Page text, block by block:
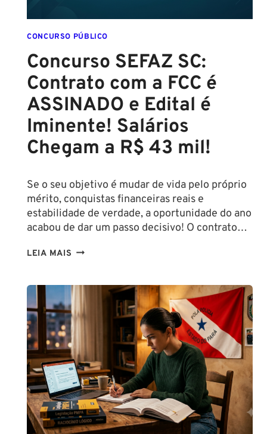
CONCURSO PÚBLICO
Concurso SEFAZ SC:
Contrato com a FCC é
ASSINADO e Edital é
Iminente! Salários
Chegam a R$ 43 mil!
Se o seu objetivo é mudar de vida pelo próprio
mérito, conquistas financeiras reais e
estabilidade de verdade, a oportunidade do ano
acabou de dar um passo decisivo! O contrato…
LEIA MAIS CONCURSO
CONTRATO
COM
A
FCC
É
ASSINADO
E
EDITAL
É
IMINENTE!